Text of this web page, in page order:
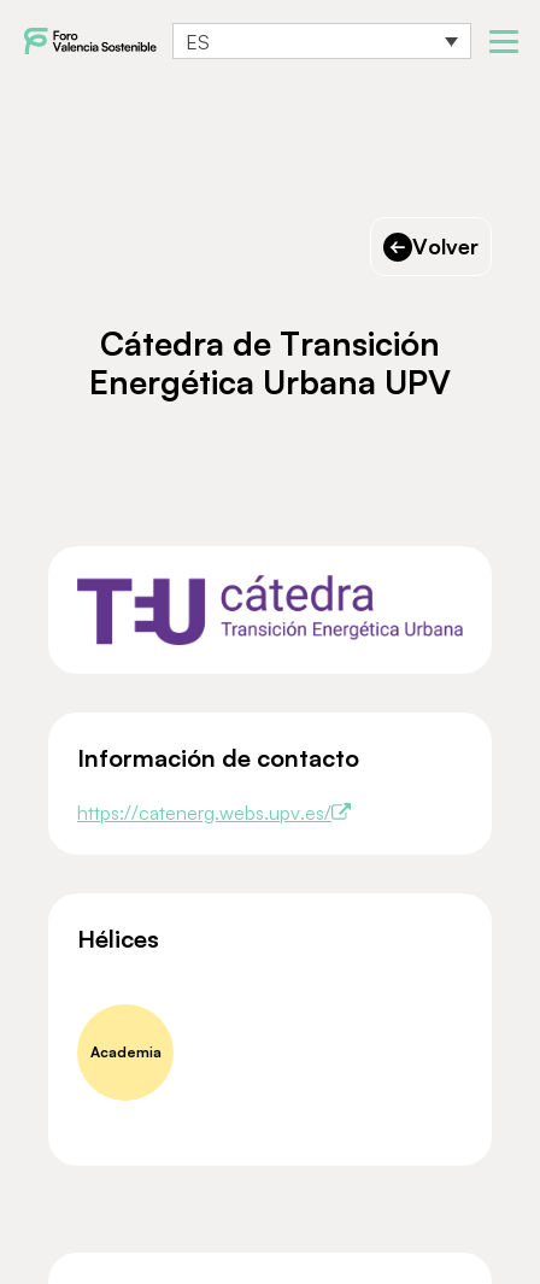
ES
Volver
Cátedra de Transición
Energética Urbana UPV
Información de contacto
https://catenerg.webs.upv.es/
Hélices
Academia